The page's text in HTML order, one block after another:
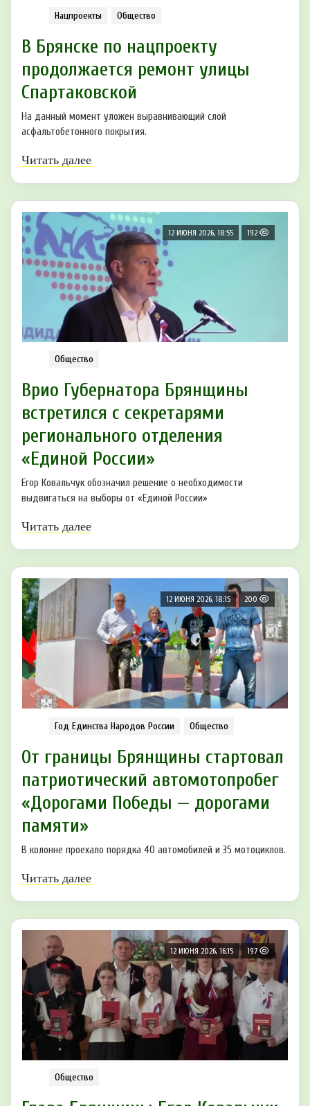
Нацпроекты Общество
В Брянске по нацпроекту
продолжается ремонт улицы
Спартаковской
На данный момент уложен выравнивающий слой
асфальтобетонного покрытия.
Читать далее
12 ИЮНЯ 2026, 18:55 192
Общество
Врио Губернатора Брянщины
встретился с секретарями
регионального отделения
«Единой России»
Егор Ковальчук обозначил решение о необходимости
выдвигаться на выборы от «Единой России»
Читать далее
12 ИЮНЯ 2026, 18:15 200
Год Единства Народов России Общество
От границы Брянщины стартовал
патриотический автомотопробег
«Дорогами Победы — дорогами
памяти»
В колонне проехало порядка 40 автомобилей и 35 мотоциклов.
Читать далее
12 ИЮНЯ 2026, 16:15 197
Общество